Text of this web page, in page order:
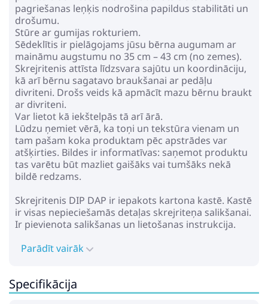
pagriešanas leņķis nodrošina papildus stabilitāti un
drošumu.
Stūre ar gumijas rokturiem.
Sēdeklītis ir pielāgojams jūsu bērna augumam ar
maināmu augstumu no 35 cm – 43 cm (no zemes).
Skrejritenis attīsta līdzsvara sajūtu un koordināciju,
kā arī bērnu sagatavo braukšanai ar pedāļu
divriteni. Drošs veids kā apmācīt mazu bērnu braukt
ar divriteni.
Var lietot kā iekštelpās tā arī ārā.
Lūdzu ņemiet vērā, ka toņi un tekstūra vienam un
tam pašam koka produktam pēc apstrādes var
atšķirties. Bildes ir informatīvas: saņemot produktu
tas varētu būt mazliet gaišāks vai tumšāks nekā
bildē redzams.
Skrejritenis DIP DAP ir iepakots kartona kastē. Kastē
ir visas nepieciešamās detaļas skrejriteņa salikšanai.
Ir pievienota salikšanas un lietošanas instrukcija.
Parādīt vairāk
Specifikācija